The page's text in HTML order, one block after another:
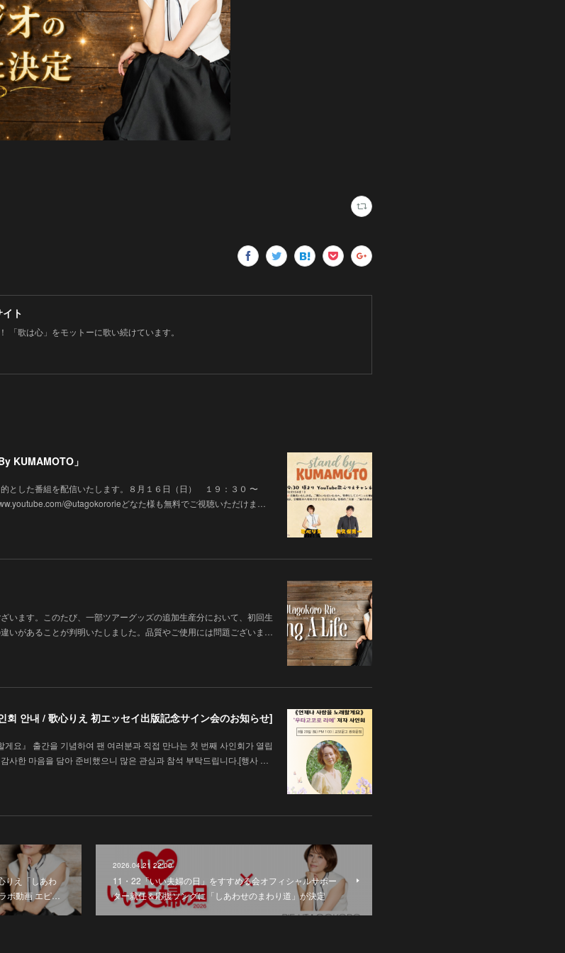
ト
「歌は心」をモットーに歌い続けています。
KUMAMOTO」
とした番組を配信いたします。８月１６日（日） １９：３０ 〜
@utagokororieどなた様も無料でご視聴いただけま…
います。このたび、一部ツアーグッズの追加生産分において、初回生
いがあることが判明いたしました。品質やご使用には問題ございま…
안내 / 歌心りえ 初エッセイ出版記念サイン会のお知らせ]
요』 출간을 기념하여 팬 여러분과 직접 만나는 첫 번째 사인회가 열립
사한 마음을 담아 준비했으니 많은 관심과 참석 부탁드립니다.[행사 …
りえ「しあわ
ボ動画 エピ…
2026.04.21 22:00
11・22「いい夫婦の日」をすすめる会オフィシャルサポー
ター就任＆応援ソングに「しあわせのまわり道」が決定